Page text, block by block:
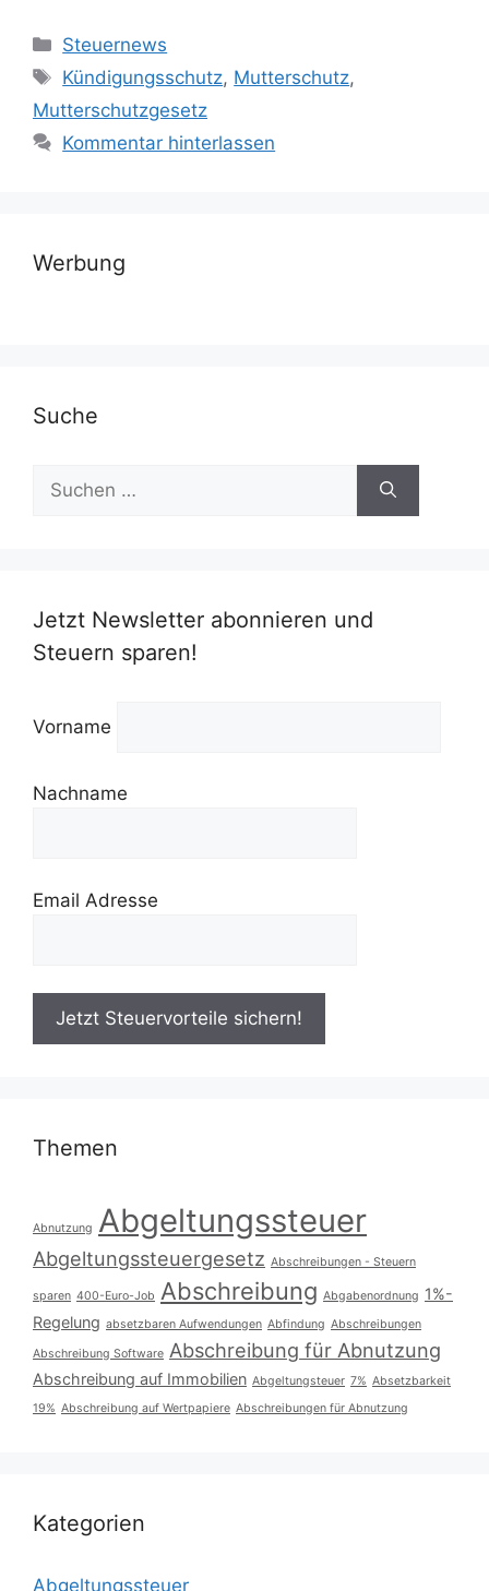
Kategorien
Steuernews
Schlagwörter
Kündigungsschutz, Mutterschutz,
Mutterschutzgesetz
Kommentar hinterlassen
Werbung
Suche
nach:
Jetzt Newsletter abonnieren und
Steuern sparen!
Vorname
Nachname
Email Adresse
Themen
Abnutzung Abgeltungssteuer
Abgeltungssteuergesetz Abschreibungen - Steuern
sparen 400-Euro-Job Abschreibung Abgabenordnung 1%-
Regelung absetzbaren Aufwendungen Abfindung Abschreibungen
Abschreibung Software Abschreibung für Abnutzung
Abschreibung auf Immobilien Abgeltungsteuer 7% Absetzbarkeit
19% Abschreibung auf Wertpapiere Abschreibungen für Abnutzung
Kategorien
Abgeltungssteuer